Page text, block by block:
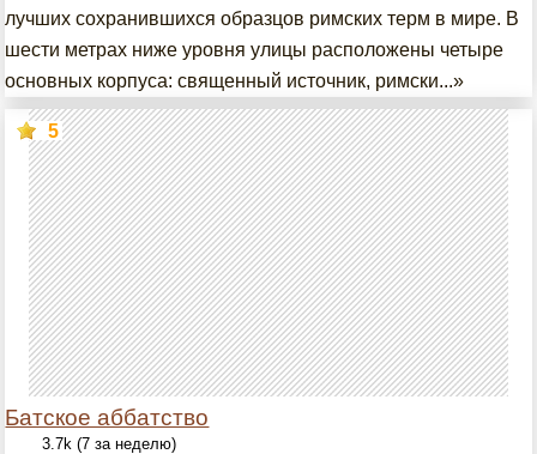
лучших сохранившихся образцов римских терм в мире. В
шести метрах ниже уровня улицы расположены четыре
основных корпуса: священный источник, римски...»
Батское аббатство
5
3.7k (7 за неделю)